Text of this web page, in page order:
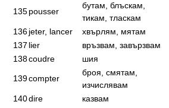
135pousser
бутам, блъскам,
тикам, тласкам
136jeter, lancer хвърлям, мятам
137 lier връзвам, завързвам
138coudre шия
139compter
броя, смятам,
изчислявам
140dire казвам